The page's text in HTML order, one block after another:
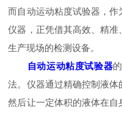
而自动运动粘度试验器，
仪器，正凭借其高效、精
生产现场的检测设备。
自动运动粘度试验器
法。仪器通过精确控制液体
然后让一定体积的液体在